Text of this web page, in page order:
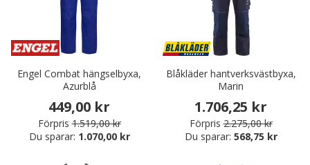
Engel Combat hängselbyxa,
Azurblå
449,00 kr
Förpris 1.519,00 kr
Du sparar: 1.070,00 kr
Blåkläder hantverksvästbyxa,
Marin
1.706,25 kr
Förpris 2.275,00 kr
Du sparar: 568,75 kr